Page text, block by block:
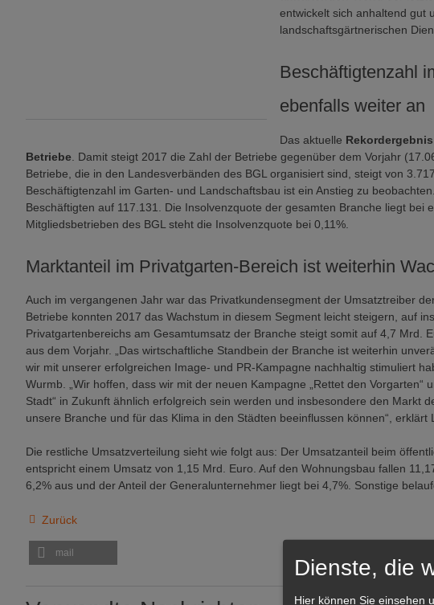
entwickelt sich anhaltend gut
landschaftsgärtnerischen
Beschäftigtenzahl
ebenfalls weiter an
Das aktuelle Rekordergebnis
Betriebe . Damit steigt 2017 die Zahl der Betriebe gegenüber dem Vorjahr
Betriebe, die in den Landesverbänden des BGL organisiert sind, steigt von
Beschäftigtenzahl im Garten- und Landschaftsbau ist ein Anstieg zu
Beschäftigten auf 117.131. Die Insolvenzquote der gesamten Branche liegt bei
Mitgliedsbetrieben des BGL steht die Insolvenzquote bei 0,11%.
Marktanteil im Privatgarten-Bereich ist weiterhin
Auch im vergangenen Jahr war das Privatkundensegment der Umsatztreiber
Betriebe konnten 2017 das Wachstum in diesem Segment leicht steigern, auf
Privatgartenbereichs am Gesamtumsatz der Branche steigt somit auf 4,7 Mrd.
aus dem Vorjahr. „Das wirtschaftliche Standbein der Branche ist weiterhin
wir mit unserer erfolgreichen Image- und PR-Kampagne nachhaltig stimuliert
Wurmb. „Wir hoffen, dass wir mit der neuen Kampagne „Rettet den Vorgarten“
Stadt“ in Zukunft ähnlich erfolgreich sein werden und insbesondere den Markt
unsere Branche und für das Klima in den Städten beeinflussen können“, erklärt
Die restliche Umsatzverteilung sieht wie folgt aus: Der Umsatzanteil beim
entspricht einem Umsatz von 1,15 Mrd. Euro. Auf den Wohnungsbau fallen
6,2% aus und der Anteil der Generalunternehmer liegt bei 4,7%. Sonstige
Zurück
mail
Dienste, die
Hier können Sie einsehen